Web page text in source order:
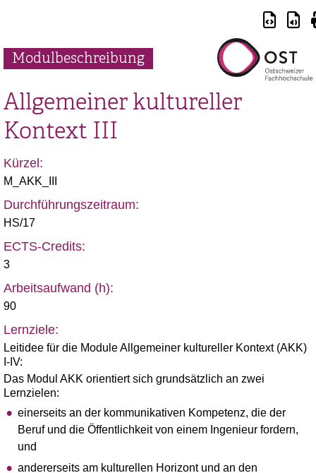
Modulbeschreibung
Allgemeiner kultureller
Kontext III
Kürzel:
M_AKK_III
Durchführungszeitraum:
HS/17
ECTS-Credits:
3
Arbeitsaufwand (h):
90
Lernziele:
Leitidee für die Module Allgemeiner kultureller Kontext (AKK)
I-IV:
Das Modul AKK orientiert sich grundsätzlich an zwei
Lernzielen:
einerseits an der kommunikativen Kompetenz, die der
Beruf und die Öffentlichkeit von einem Ingenieur fordern,
und
andererseits am kulturellen Horizont und an den